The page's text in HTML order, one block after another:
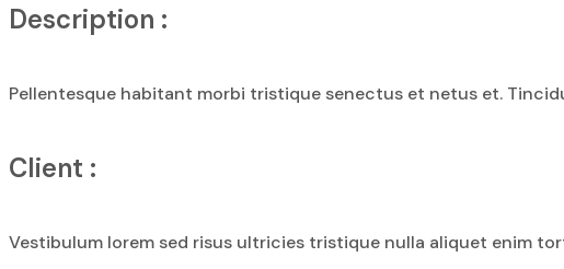
Description :
Pellentesque habitant morbi tristique senectus et netus et.
Client :
Vestibulum lorem sed risus ultricies tristique nulla aliquet enim